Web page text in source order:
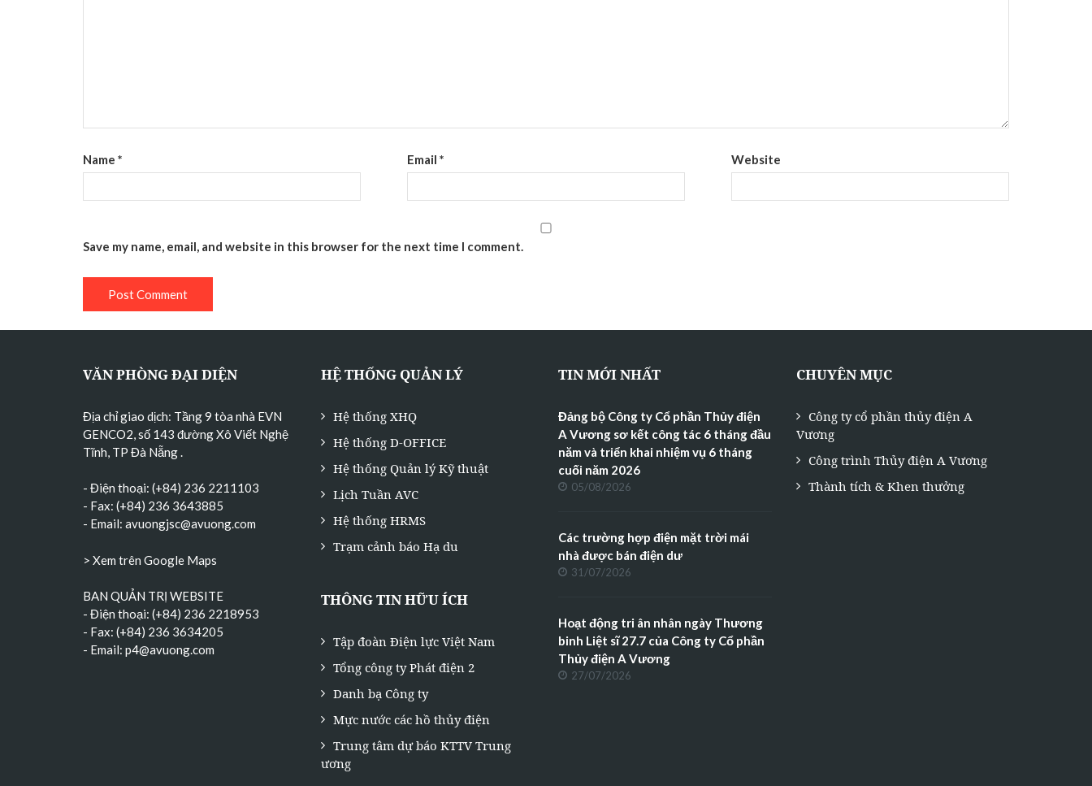
Name * Email * Website
Save my name, email, and website in this browser for the next time I comment.
VĂN PHÒNG ĐẠI DIỆN
Địa chỉ giao dịch: Tầng 9 tòa nhà EVN
GENCO2, số 143 đường Xô Viết Nghệ
Tĩnh, TP Đà Nẵng.
- Điện thoại: (+84) 236 2211103
- Fax: (+84) 236 3643885
- Email: avuongjsc@avuong.com
> Xem trên Google Maps
BAN QUẢN TRỊ WEBSITE
- Điện thoại: (+84) 236 2218953
- Fax: (+84) 236 3634205
- Email: p4@avuong.com
HỆ THỐNG QUẢN LÝ
Hệ thống XHQ
Hệ thống D-OFFICE
Hệ thống Quản lý Kỹ thuật
Lịch Tuần AVC
Hệ thống HRMS
Trạm cảnh báo Hạ du
THÔNG TIN HỮU ÍCH
Tập đoàn Điện lực Việt Nam
Tổng công ty Phát điện 2
Danh bạ Công ty
Mực nước các hồ thủy điện
Trung tâm dự báo KTTV Trung
ương
TIN MỚI NHẤT
Đảng bộ Công ty Cổ phần Thủy điện
A Vương sơ kết công tác 6 tháng đầu
năm và triển khai nhiệm vụ 6 tháng
cuối năm 2026
05/08/2026
Các trường hợp điện mặt trời mái
nhà được bán điện dư
31/07/2026
Hoạt động tri ân nhân ngày Thương
binh Liệt sĩ 27.7 của Công ty Cổ phần
Thủy điện A Vương
27/07/2026
CHUYÊN MỤC
Công ty cổ phần thủy điện A
Vương
Công trình Thủy điện A Vương
Thành tích & Khen thưởng